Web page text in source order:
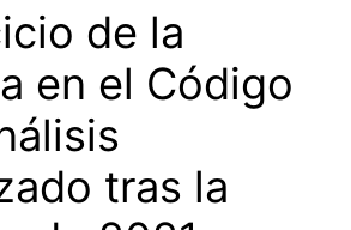
de la
en el Código
tras la